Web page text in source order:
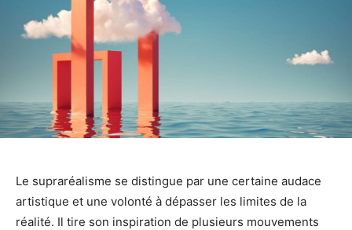
Le supraréalisme se distingue par une certaine audace
artistique et une volonté à dépasser les limites de la
réalité. Il tire son inspiration de plusieurs mouvements